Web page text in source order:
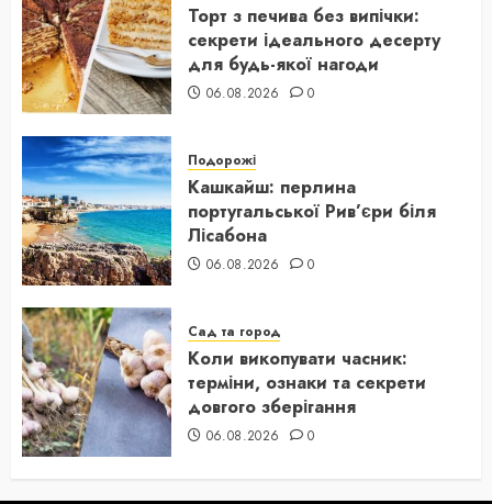
Торт з печива без випічки:
секрети ідеального десерту
для будь-якої нагоди
06.08.2026 0
Подорожі
Кашкайш: перлина
португальської Рив’єри біля
Лісабона
06.08.2026 0
Сад та город
Коли викопувати часник:
терміни, ознаки та секрети
довгого зберігання
06.08.2026 0